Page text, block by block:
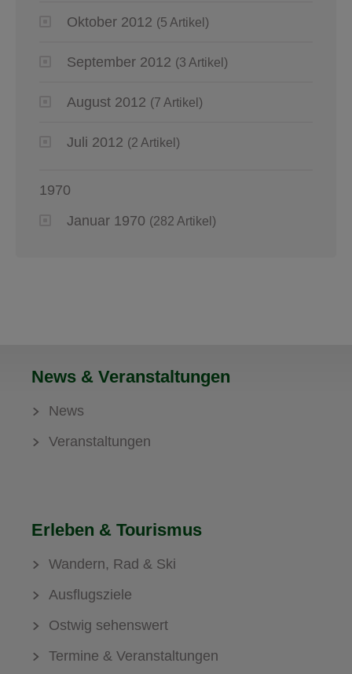
Oktober 2012 (5 Artikel)
September 2012 (3 Artikel)
August 2012 (7 Artikel)
Juli 2012 (2 Artikel)
1970
Januar 1970 (282 Artikel)
News & Veranstaltungen
News
Veranstaltungen
Erleben & Tourismus
Wandern, Rad & Ski
Ausflugsziele
Ostwig sehenswert
Termine & Veranstaltungen